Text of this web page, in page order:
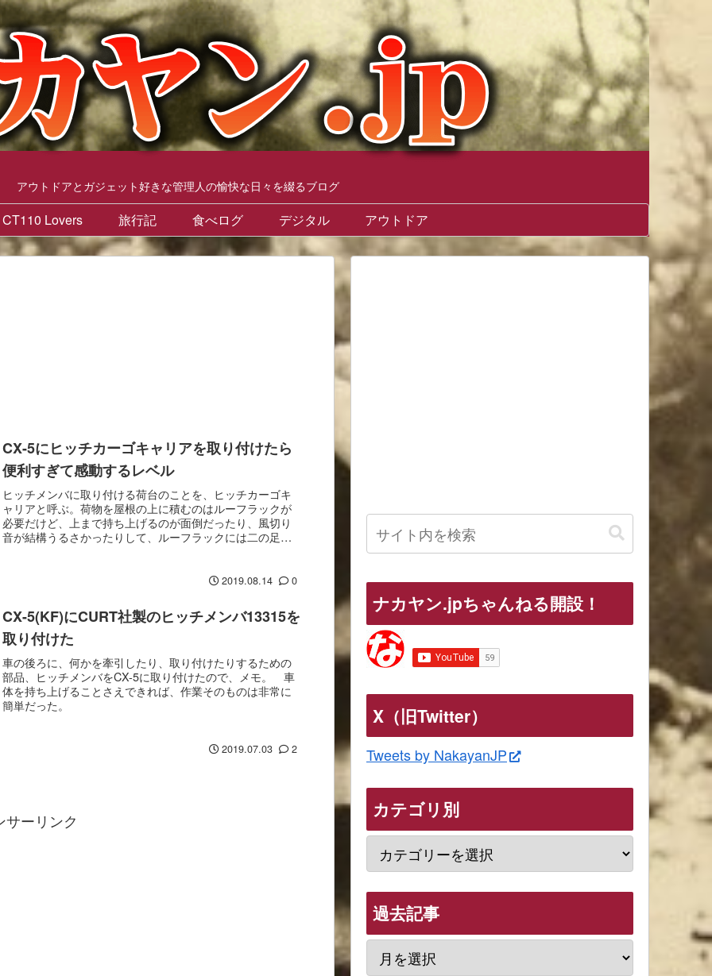
アウトドアとガジェット好きな管理人の愉快な日々を綴るブログ
CT110 Lovers 旅行記 食べログ デジタル アウトドア
CX-5にヒッチカーゴキャリアを取り付けたら
便利すぎて感動するレベル
ヒッチメンバに取り付ける荷台のことを、ヒッチカーゴキ
ャリアと呼ぶ。荷物を屋根の上に積むのはルーフラックが
必要だけど、上まで持ち上げるのが面倒だったり、風切り
音が結構うるさかったりして、ルーフラックには二の足を
2019.08.14 0
CX-5(KF)にCURT社製のヒッチメンバ13315を
取り付けた
車の後ろに、何かを牽引したり、取り付けたりするための
部品、ヒッチメンバをCX-5に取り付けたので、メモ。 車
体を持ち上げることさえできれば、作業そのものは非常に
簡単だった。
2019.07.03 2
サーリンク
ナカヤン.jpちゃんねる開設！
X（旧Twitter）
Tweets by NakayanJP
カテゴリ別
過去記事